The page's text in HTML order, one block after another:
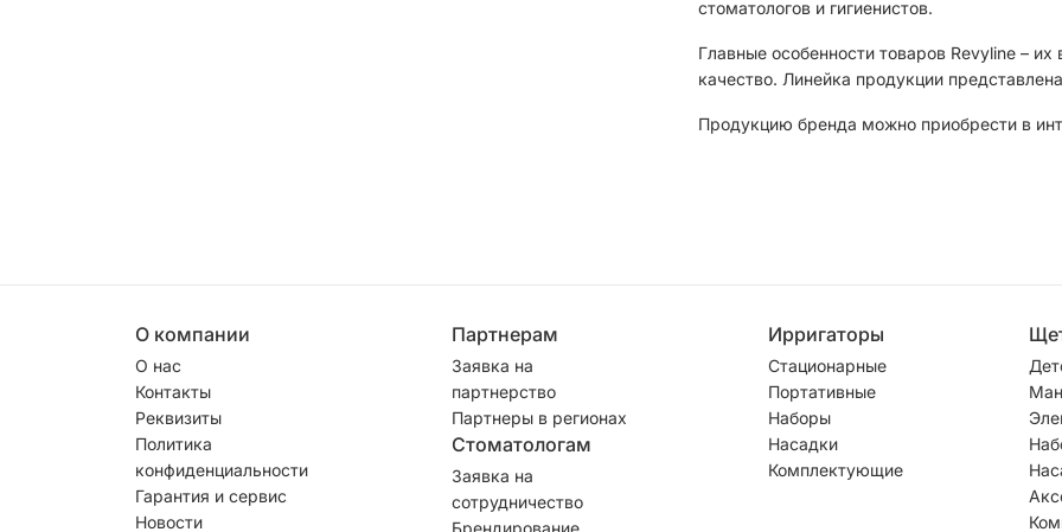
стоматологов и гигиенистов.
Главные особенности товаров Revyline –
качество. Линейка продукции
Продукцию бренда можно приобрести в
О компании
О нас
Контакты
Реквизиты
Политика
конфиденциальности
Гарантия и сервис
Новости
Партнерам
Заявка на
партнерство
Партнеры в регионах
Стоматологам
Заявка на
сотрудничество
Брендирование
Ирригаторы
Стационарные
Портативные
Наборы
Насадки
Комплектующие